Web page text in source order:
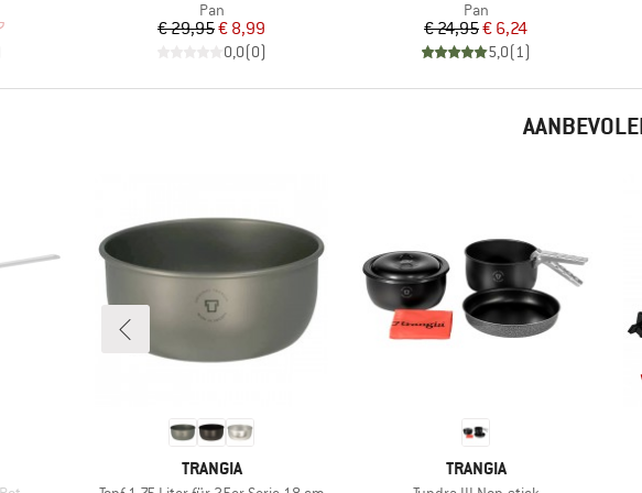
prijs
Productgroep
Pan
Prijs
€ 29,95Verlaagde prijs
€ 8,99
0,0(0)
Productgroep
Pan
Prijs
€ 24,95Verlaagde prijs
€ 6,24
5,0(1)
MERK
TRANGIA MERK
TRANGIA